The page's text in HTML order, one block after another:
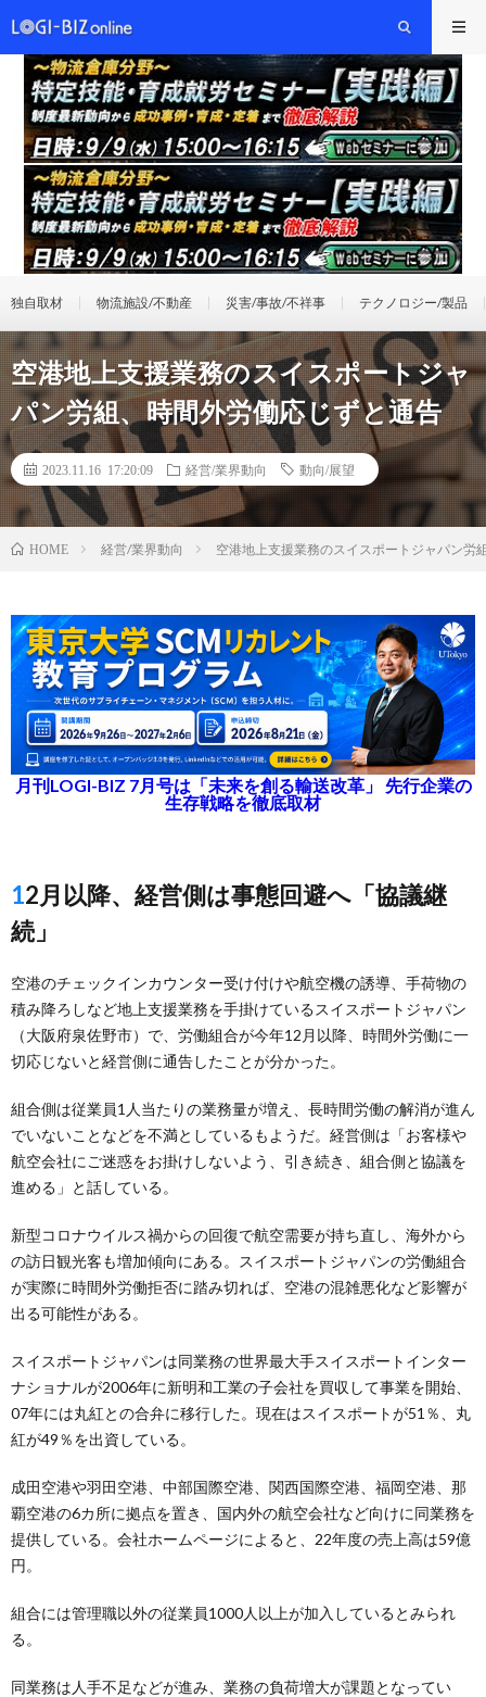
独自取材 物流施設/不動産 災害/事故/不祥事 テクノロジー/製品
空港地上支援業務のスイスポートジャ
パン労組、時間外労働応じずと通告
2023.11.16 17:20:09 経営/業界動向 動向/展望
HOME 経営/業界動向 空港地上支援業務のスイスポートジャパン労
月刊LOGI-BIZ 7月号は「未来を創る輸送改革」 先行企業の
生存戦略を徹底取材
12月以降、経営側は事態回避へ「協議継
続」
空港のチェックインカウンター受け付けや航空機の誘導、手荷物の
積み降ろしなど地上支援業務を手掛けているスイスポートジャパン
（大阪府泉佐野市）で、労働組合が今年12月以降、時間外労働に一
切応じないと経営側に通告したことが分かった。
組合側は従業員1人当たりの業務量が増え、長時間労働の解消が進ん
でいないことなどを不満としているもようだ。経営側は「お客様や
航空会社にご迷惑をお掛けしないよう、引き続き、組合側と協議を
進める」と話している。
新型コロナウイルス禍からの回復で航空需要が持ち直し、海外から
の訪日観光客も増加傾向にある。スイスポートジャパンの労働組合
が実際に時間外労働拒否に踏み切れば、空港の混雑悪化など影響が
出る可能性がある。
スイスポートジャパンは同業務の世界最大手スイスポートインター
ナショナルが2006年に新明和工業の子会社を買収して事業を開始、
07年には丸紅との合弁に移行した。現在はスイスポートが51％、丸
紅が49％を出資している。
成田空港や羽田空港、中部国際空港、関西国際空港、福岡空港、那
覇空港の6カ所に拠点を置き、国内外の航空会社など向けに同業務を
提供している。会社ホームページによると、22年度の売上高は59億
円。
組合には管理職以外の従業員1000人以上が加入しているとみられ
る。
同業務は人手不足などが進み、業務の負荷増大が課題となってい